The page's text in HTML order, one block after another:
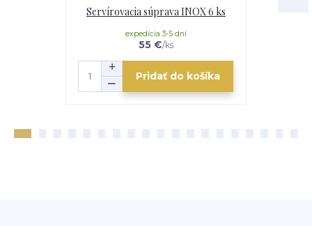
Servírovacia súprava INOX 6 ks
55 €/ks
expedícia 3-5 dní
Pridať do košíka